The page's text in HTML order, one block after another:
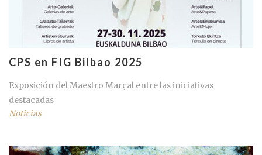
CPS en FIG Bilbao 2025
Exposición del Maestro Marçal entre las iniciativas
destacadas
Noticias